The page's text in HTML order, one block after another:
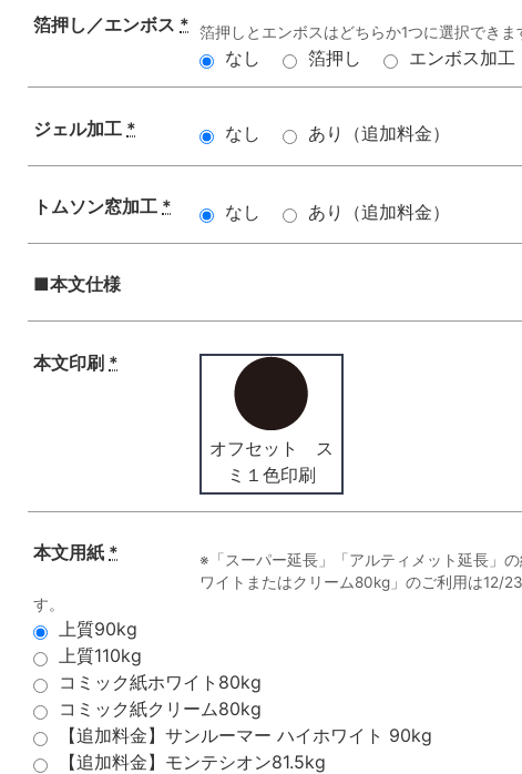
箔押し／エンボス * 箔押しとエンボスはどちらか1つに選択できま
なし 箔押し エンボス加工
ジェル加工 * なし あり（追加料金）
トムソン窓加工 * なし あり（追加料金）
■本文仕様
本文印刷 *
オフセット ス
ミ１色印刷
本文用紙 *
※「スーパー延長」「アルティメット延長」
ワイトまたはクリーム80kg」のご利用は12/
す。
上質90kg
上質110kg
コミック紙ホワイト80kg
コミック紙クリーム80kg
【追加料金】サンルーマー ハイホワイト 90kg
【追加料金】モンテシオン81.5kg